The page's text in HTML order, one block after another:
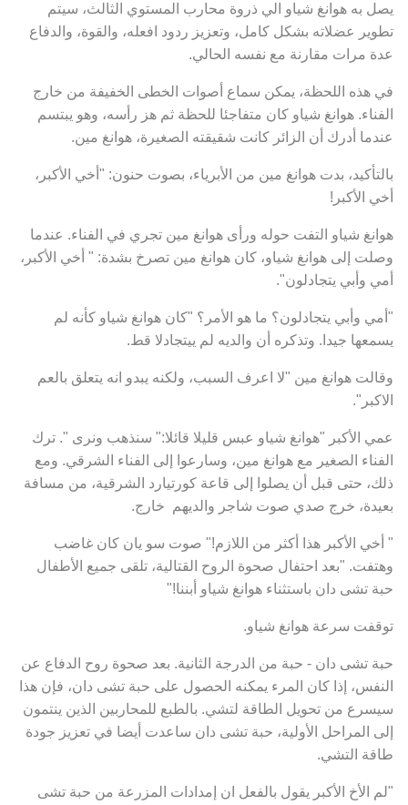
يصل به هوانغ شياو الي ذروة محارب المستوي الثالث، سيتم
تطوير عضلاته بشكل كامل، وتعزيز ردود افعله، والقوة، والدفاع
عدة مرات مقارنة مع نفسه الحالي.
في هذه اللحظة، يمكن سماع أصوات الخطى الخفيفة من خارج
الفناء. هوانغ شياو كان متفاجئا للحظة ثم هز رأسه، وهو يبتسم
عندما أدرك أن الزائر كانت شقيقته الصغيرة، هوانغ مين.
بالتأكيد، بدت هوانغ مين من الأبرياء، بصوت حنون: "أخي الأكبر،
أخي الأكبر!
هوانغ شياو التفت حوله ورأى هوانغ مين تجري في الفناء. عندما
وصلت إلى هوانغ شياو، كان هوانغ مين تصرخ بشدة: " أخي الأكبر،
أمي وأبي يتجادلون".
"أمي وأبي يتجادلون؟ ما هو الأمر؟ "كان هوانغ شياو كأنه لم
يسمعها جيدا. وتذكره أن والديه لم ييتجادلا قط.
وقالت هوانغ مين "لا اعرف السبب، ولكنه يبدو انه يتعلق بالعم
الاكبر".
عمي الأكبر "هوانغ شياو عبس قليلا قائلا:" سنذهب ونرى ". ترك
الفناء الصغير مع هوانغ مين، وسارعوا إلى الفناء الشرقي. ومع
ذلك، حتى قبل أن يصلوا إلى قاعة كورتيارد الشرقية، من مسافة
بعيدة، خرج صدي صوت شاجر والديهم خارج.
" أخي الأكبر هذا أكثر من اللازم!" صوت سو يان كان غاضب
وهتفت. "بعد احتفال صحوة الروح القتالية، تلقى جميع الأطفال
حبة تشى دان باستثناء هوانغ شياو أبننا!"
توقفت سرعة هوانغ شياو.
حبة تشى دان - حبة من الدرجة الثانية. بعد صحوة روح الدفاع عن
النفس، إذا كان المرء يمكنه الحصول على حبة تشى دان، فإن هذا
سيسرع من تحويل الطاقة لتشي. بالطبع للمحاربين الذين ينتمون
إلى المراحل الأولية، حبة تشى دان ساعدت أيضا في تعزيز جودة
طاقة التشي.
"لم الأخ الأكبر يقول بالفعل ان إمدادات المزرعة من حبة تشى